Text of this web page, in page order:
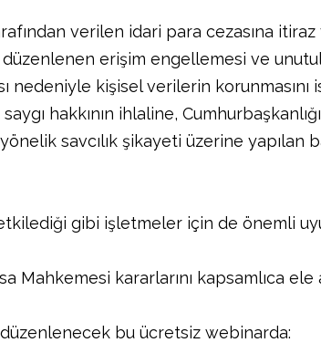
verilen idari para cezasına itiraz
düzenlenen erişim engellemesi ve
nedeniyle kişisel verilerin
hakkının ihlaline,
savcılık şikayeti üzerine
gibi işletmeler için de önemli
Mahkemesi kararlarını kapsamlıca ele
düzenlenecek bu ücretsiz webinarda: